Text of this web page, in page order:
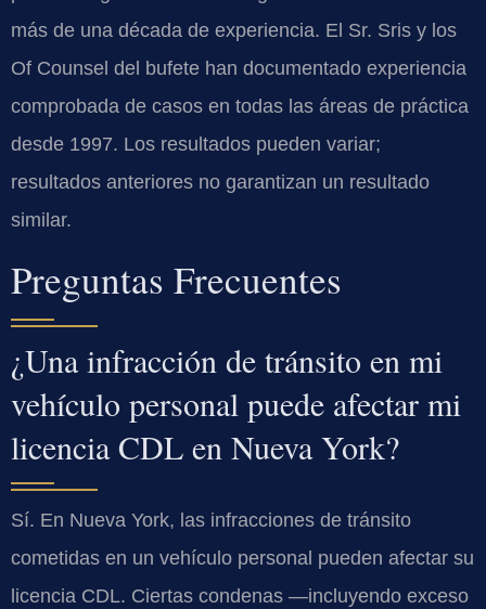
más de una década de experiencia. El Sr. Sris y los
Of Counsel del bufete han documentado experiencia
comprobada de casos en todas las áreas de práctica
desde 1997. Los resultados pueden variar;
resultados anteriores no garantizan un resultado
similar.
Preguntas Frecuentes
¿Una infracción de tránsito en mi
vehículo personal puede afectar mi
licencia CDL en Nueva York?
Sí. En Nueva York, las infracciones de tránsito
cometidas en un vehículo personal pueden afectar su
licencia CDL. Ciertas condenas —incluyendo exceso